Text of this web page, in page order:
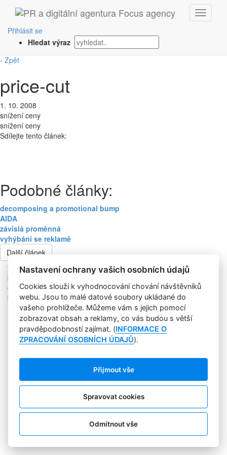
Přihlásit se
Hledat výraz
‹ Zpět
price-cut
1. 10. 2008
snížení ceny
snížení ceny
Sdílejte tento článek:
Podobné články:
decomposing a promotional bump
AIDA
závislá proměnná
vyhýbání se reklamě
Další článek
Copyright © 2004-2020 Focus Agency, s.r.o. Plné znění licenčních
podmínek. ISSN 1803-957X
Jakékoliv publikování, přebírání nebo šíření obsahu je bez
písemného souhlasu Focus Agency, s.r.o. zakázáno.
RSS 1
Štítky
Zpracování osobních údajů
Pro inzerenty
Kontakt
PR AGENTURA
COOKIES
Sledujte nás:
Nastavení ochrany vašich osobních údajů
Cookies slouží k vyhodnocování chování návštěvníků
webu. Jsou to malé datové soubory ukládané do
vašeho prohlížeče. Můžeme vám s jejich pomocí
zobrazovat obsah a reklamy, co vás budou s větší
pravděpodobností zajímat. (INFORMACE O
ZPRACOVÁNÍ OSOBNÍCH ÚDAJŮ).
Přijmout vše
Spravovat cookies
Odmítnout vše